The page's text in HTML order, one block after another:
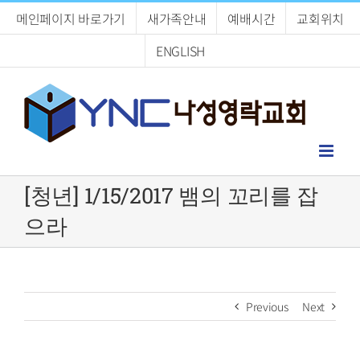
메인페이지 바로가기 새가족안내 예배시간
교회위치
ENGLISH
[청년] 1/15/2017 뱀의 꼬리를 잡
으라
Previous Next